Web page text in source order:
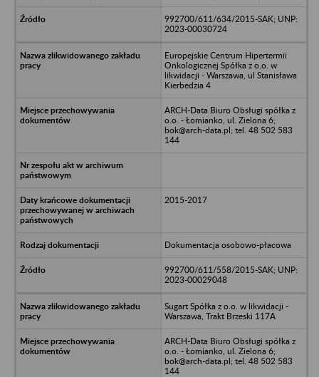
992700/611/634/2015-SAK; UNP:
2023-00030724
Europejskie Centrum Hipertermii
Onkologicznej Spółka z o.o. w
likwidacji - Warszawa, ul Stanisława
Kierbedzia 4
ARCH-Data Biuro Obsługi spółka z
o.o. - Łomianko, ul. Zielona 6;
bok@arch-data.pl; tel. 48 502 583
144
2015-2017
Dokumentacja osobowo-płacowa
992700/611/558/2015-SAK; UNP:
2023-00029048
Sugart Spółka z o.o. w likwidacji -
Warszawa, Trakt Brzeski 117A
ARCH-Data Biuro Obsługi spółka z
o.o. - Łomianko, ul. Zielona 6;
bok@arch-data.pl; tel. 48 502 583
144